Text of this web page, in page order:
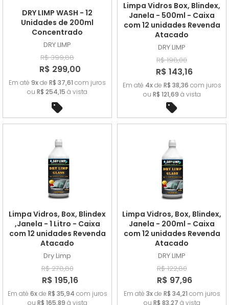
DRY LIMP WASH - 12
Unidades de 200ml
Concentrado
DRY LIMP
R$ 399,88
R$ 299,00
Em até 9xde R$ 37,61 com juros
ou R$ 254,15 à vista
Limpa Vidros Box, Blindex,
Janela - 500ml - Caixa
com 12 unidades Revenda
Atacado
DRY LIMP
R$ 198,00
R$ 143,16
Em até 4xde R$ 38,36 com juros
ou R$ 121,69 à vista
Limpa Vidros, Box, Blindex
,Janela - 1 Litro - Caixa
com 12 unidades Revenda
Atacado
Dry Limp
R$ 278,80
R$ 195,16
Em até 6xde R$ 35,94 com juros
ou R$ 165,89 à vista
Limpa Vidros, Box, Blindex,
Janela - 200ml - Caixa
com 12 unidades Revenda
Atacado
DRY LIMP
R$ 122,80
R$ 97,96
Em até 3xde R$ 34,21 com juros
ou R$ 83,27 à vista